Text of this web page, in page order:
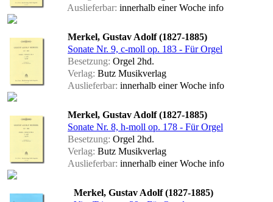
Auslieferbar: innerhalb einer Woche info
Merkel, Gustav Adolf (1827-1885)
Sonate Nr. 9, c-moll op. 183 - Für Orgel
Besetzung: Orgel 2hd.
Verlag: Butz Musikverlag
Auslieferbar: innerhalb einer Woche info
Merkel, Gustav Adolf (1827-1885)
Sonate Nr. 8, h-moll op. 178 - Für Orgel
Besetzung: Orgel 2hd.
Verlag: Butz Musikverlag
Auslieferbar: innerhalb einer Woche info
Merkel, Gustav Adolf (1827-1885)